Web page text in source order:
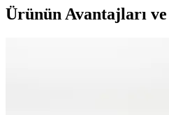
Ürünün Avantajları